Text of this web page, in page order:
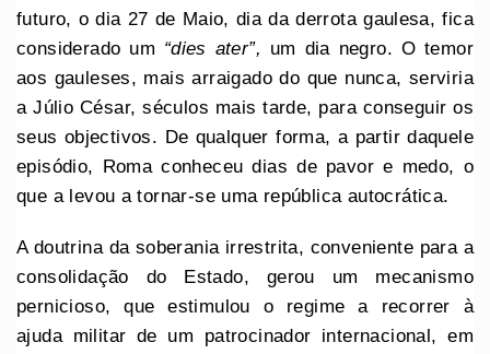
futuro, o dia 27 de Maio, dia da derrota gaulesa, fica
considerado um “dies ater”, um dia negro. O temor
aos gauleses, mais arraigado do que nunca, serviria
a Júlio César, séculos mais tarde, para conseguir os
seus objectivos. De qualquer forma, a partir daquele
episódio, Roma conheceu dias de pavor e medo, o
que a levou a tornar-se uma república autocrática.
A doutrina da soberania irrestrita, conveniente para a
consolidação do Estado, gerou um mecanismo
pernicioso, que estimulou o regime a recorrer à
ajuda militar de um patrocinador internacional, em